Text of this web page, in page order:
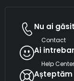
Nu ai
Contact
Ai
Help Center